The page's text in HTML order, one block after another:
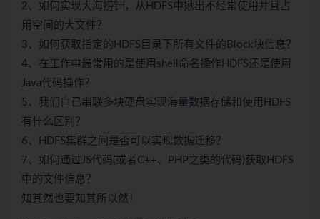
2、如何实现大海捞针，从HDFS中揪出不经常使用并且占
用空间的大文件？
3、如何获取指定的HDFS目录下所有文件的Block块信息？
4、在工作中最常用的是使用shell命名操作HDFS还是使用
Java代码操作？
5、我们自己串联多块硬盘实现海量数据存储和使用HDFS
有什么区别？
6、HDFS集群之间是否可以实现数据迁移？
7、如何通过JS代码(或者C++、PHP之类的代码)获取HDFS
中的文件信息？
知其然也要知其所以然！